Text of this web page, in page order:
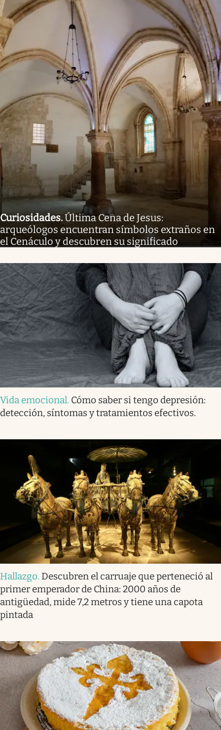
Curiosidades.Última Cena de Jesus:
arqueólogos encuentran símbolos extraños en
el Cenáculo y descubren su significado
Vida emocional. Cómo saber si tengo depresión:
detección, síntomas y tratamientos efectivos.
Hallazgo. Descubren el carruaje que perteneció al
primer emperador de China: 2000 años de
antigüedad, mide 7,2 metros y tiene una capota
pintada